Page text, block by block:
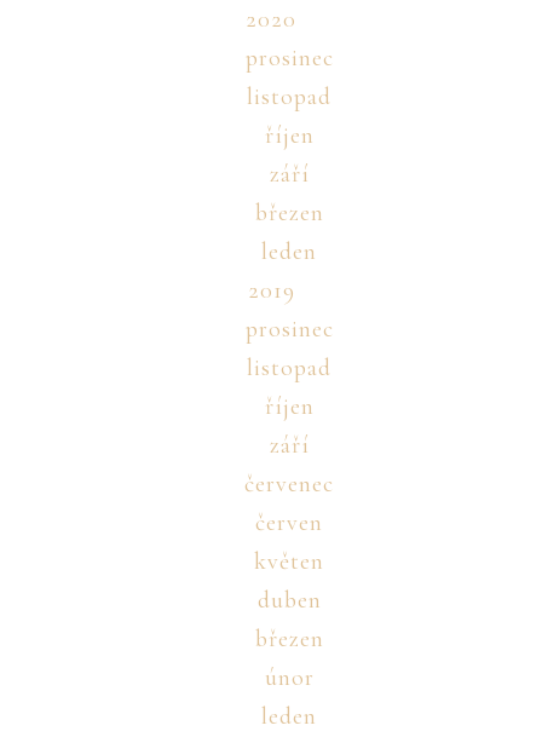
2020
prosinec
listopad
říjen
září
březen
leden
2019
prosinec
listopad
říjen
září
červenec
červen
květen
duben
březen
únor
leden